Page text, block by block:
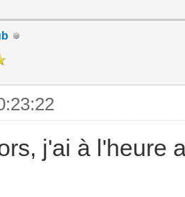
2: +38.9°C
8: +34.9°C
isa-0000
j'ai à l'heure